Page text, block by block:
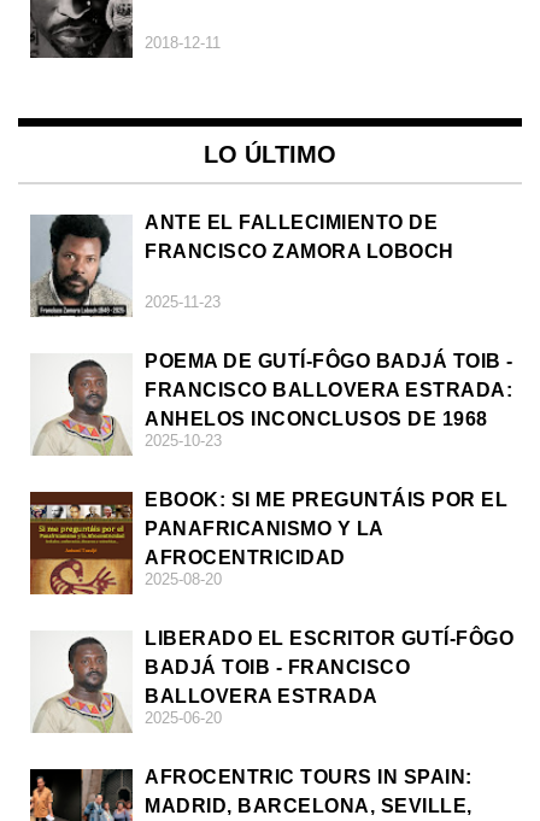
2018-12-11
LO ÚLTIMO
ANTE EL FALLECIMIENTO DE
FRANCISCO ZAMORA LOBOCH
2025-11-23
POEMA DE GUTÍ-FÔGO BADJÁ TOIB -
FRANCISCO BALLOVERA ESTRADA:
ANHELOS INCONCLUSOS DE 1968
2025-10-23
EBOOK: SI ME PREGUNTÁIS POR EL
PANAFRICANISMO Y LA
AFROCENTRICIDAD
2025-08-20
LIBERADO EL ESCRITOR GUTÍ-FÔGO
BADJÁ TOIB - FRANCISCO
BALLOVERA ESTRADA
2025-06-20
AFROCENTRIC TOURS IN SPAIN:
MADRID, BARCELONA, SEVILLE,